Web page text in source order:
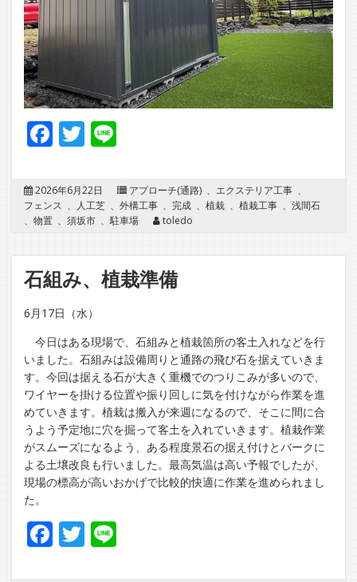
Facebook
Twitter
2026年6月22日 アプローチ(通路) 、 エクステリア工事 、
フェンス 、 人工芝 、 外構工事 、 完成 、 植栽 、 植栽工事 、 浅間石
、 物置 、 須坂市 、駐車場 toledo
石組み、植栽準備
6月17日（水）
今日はある現場で、石組みと植栽箇所の客土入れなどを行
いました。石組みは設備周りと通路の飛び石を据えていきま
す。今回は据える石が大きく重機でのつりこみが多いので、
ワイヤーを掛ける位置や振り回しに気を付けながら作業を進
めていきます。植栽は搬入が来週になるので、そこに間に合
うよう予定地に穴を掘って客土を入れていきます。植栽作業
がスムーズになるよう、ある程度景石の据え付けとバークに
よる土壌改良も行いました。最高気温は高い予報でしたが、
現場の標高が高いおかげで比較的快適に作業を進められまし
た。
Facebook
Twitter